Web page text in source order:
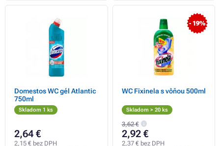
Domestos WC gél Atlantic
750ml
Skladom 1 ks
2,64 €
2,15 € bez DPH
- 19%
WC Fixinela s vôňou 500ml
Skladom > 20 ks
3,62 €
2,92 €
2,37 € bez DPH